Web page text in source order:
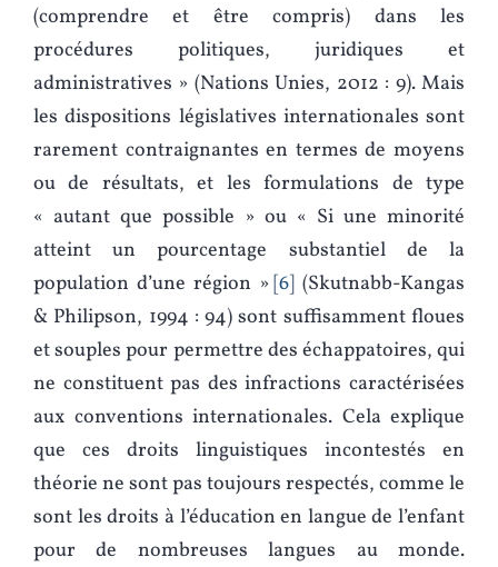
(comprendre et être compris) dans les
procédures politiques, juridiques et
administratives » (Nations Unies, 2012 : 9). Mais
les dispositions législatives internationales sont
rarement contraignantes en termes de moyens
ou de résultats, et les formulations de type
« autant que possible » ou « Si une minorité
atteint un pourcentage substantiel de la
population d’une région » 6 (Skutnabb-Kangas
& Philipson, 1994 : 94) sont suffisamment floues
et souples pour permettre des échappatoires, qui
ne constituent pas des infractions caractérisées
aux conventions internationales. Cela explique
que ces droits linguistiques incontestés en
théorie ne sont pas toujours respectés, comme le
sont les droits à l’éducation en langue de l’enfant
pour de nombreuses langues au monde.